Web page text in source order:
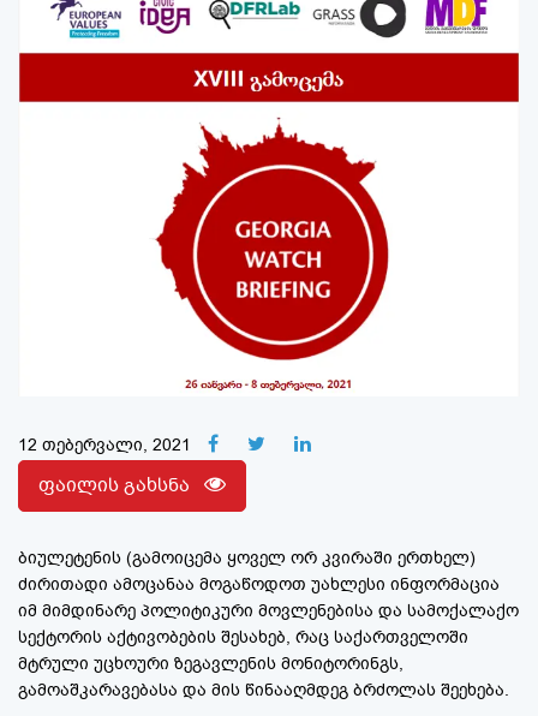
12 თებერვალი, 2021
ფაილის გახსნა
ბიულეტენის (გამოიცემა ყოველ ორ კვირაში ერთხელ)
ძირითადი ამოცანაა მოგაწოდოთ უახლესი ინფორმაცია
იმ მიმდინარე პოლიტიკური მოვლენებისა და სამოქალაქო
სექტორის აქტივობების შესახებ, რაც საქართველოში
მტრული უცხოური ზეგავლენის მონიტორინგს,
გამოაშკარავებასა და მის წინააღმდეგ ბრძოლას შეეხება.